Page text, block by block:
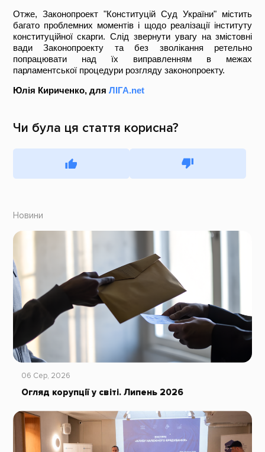
Отже, Законопроект "Конституцій Суд України" містить
багато проблемних моментів і щодо реалізації інституту
конституційної скарги. Слід звернути увагу на змістовні
вади Законопроекту та без зволікання ретельно
попрацювати над їх виправленням в межах
парламентської процедури розгляду законопроекту.
Юлія Кириченко, для ЛІГА.net
Чи була ця стаття корисна?
Новини
06 Сер, 2026
Огляд корупції у світі. Липень 2026